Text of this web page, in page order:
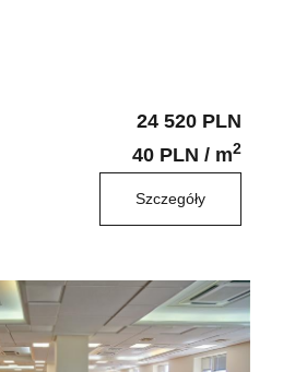
24 520 PLN
40 PLN / m2
Szczegóły